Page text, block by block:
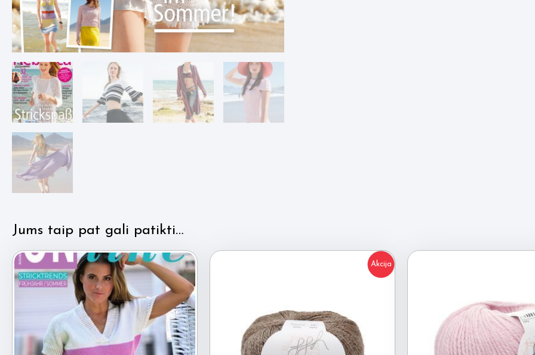
Jums taip pat gali patikti…
Akcija